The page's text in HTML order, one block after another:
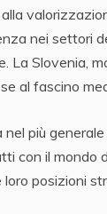
nei settori
La Slovenia,
al fascino
più
con il mondo
posizioni